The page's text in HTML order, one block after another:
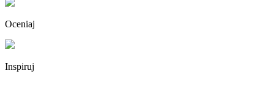
Oceniaj
Inspiruj